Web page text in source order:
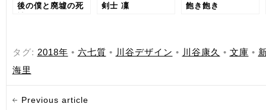
後の僕と廃墟の死
剣士 凜
飽き飽き
タグ: 2018年 • 六七質 • 川谷デザイン • 川谷康久 • 文庫 •
海里
Previous article